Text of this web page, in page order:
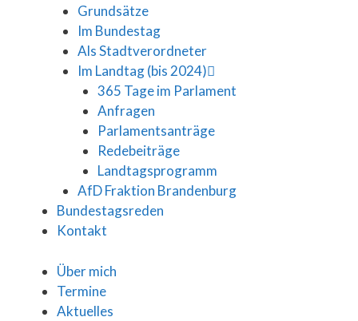
Grundsätze
Im Bundestag
Als Stadtverordneter
Im Landtag (bis 2024)
365 Tage im Parlament
Anfragen
Parlamentsanträge
Redebeiträge
Landtagsprogramm
AfD Fraktion Brandenburg
Bundestagsreden
Kontakt
Über mich
Termine
Aktuelles